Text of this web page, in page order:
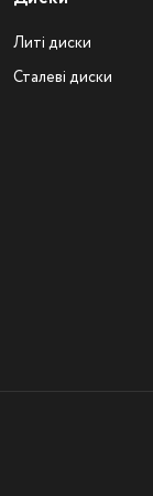
Литі диски
Сталеві диски